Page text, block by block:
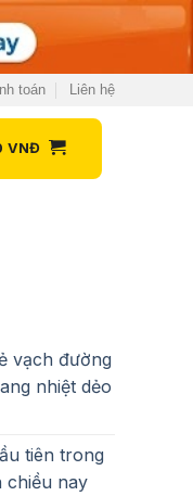
toán Liên hệ
VNĐ
vạch đường
nhiệt dẻo
tiên trong
chiều nay